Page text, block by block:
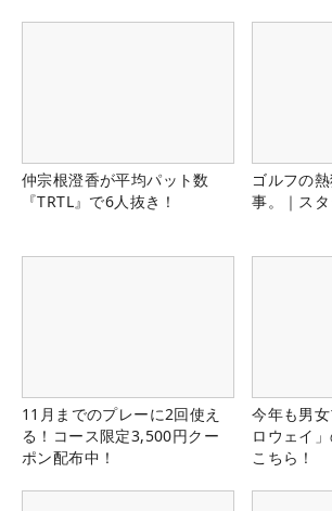
仲宗根澄香が平均パット数
『TRTL』で6人抜き！
ゴルフの
事。｜ス
11月までのプレーに2回使え
る！コース限定3,500円クー
ポン配布中！
今年も男
ロウェイ
こちら！